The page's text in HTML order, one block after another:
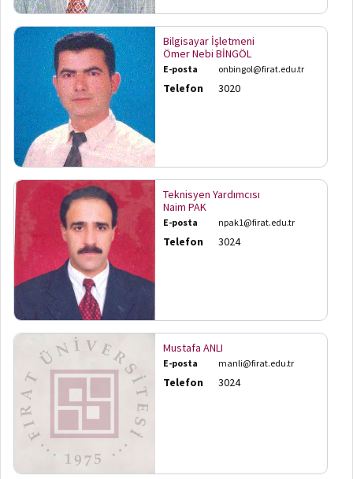
Bilgisayar İşletmeni
Ömer Nebi BİNGÖL
E-posta onbingol@firat.edu.tr
Telefon 3020
Teknisyen Yardımcısı
Naim PAK
E-posta npak1@firat.edu.tr
Telefon 3024
Mustafa ANLI
E-posta manli@firat.edu.tr
Telefon 3024